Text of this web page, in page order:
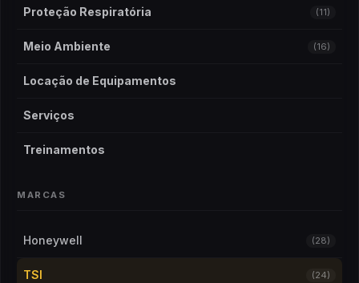
Proteção Respiratória (11)
Meio Ambiente (16)
Locação de Equipamentos
Serviços
Treinamentos
MARCAS
Honeywell (28)
TSI (24)